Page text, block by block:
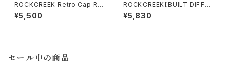
ROCKCREEK Retro Cap RE
TRO BLUE ロッククリーク
¥5,500
ROCKCREEK【BUILT DIFFER
ENT】Tee ロッククリーク Whi
te
¥5,830
セール中の商品